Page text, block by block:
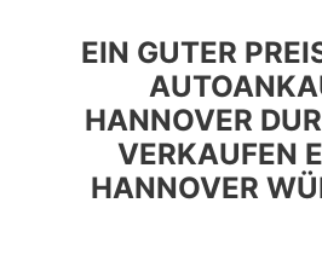
EIN GUTER
HANNOVER
VERKAUFEN
HANNOVER